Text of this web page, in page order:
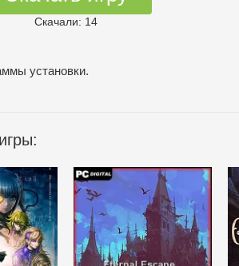
Скачали: 14
установки.